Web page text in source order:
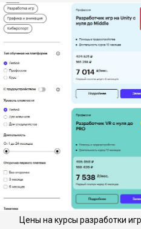
Цены на курсы разработки